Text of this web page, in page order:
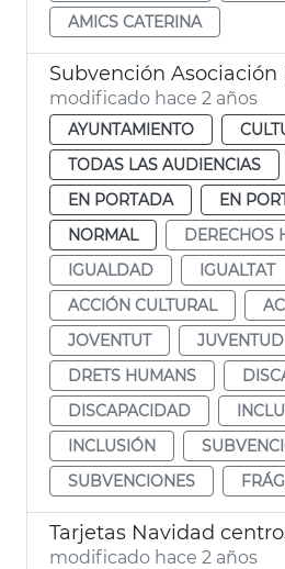
AMICS CATERINA
Subvención Asociación
modificado hace 2 años
AYUNTAMIENTO
TODAS LAS AUDIENCIAS
EN PORTADA
EN
NORMAL
DERECHOS
IGUALDAD
IGUALTAT
ACCIÓN CULTURAL
JOVENTUT
JUVENTUD
DRETS HUMANS
DISCAPACIDAD
INCLUSIÓN
SUBVENCIONES
Tarjetas Navidad
modificado hace 2 años